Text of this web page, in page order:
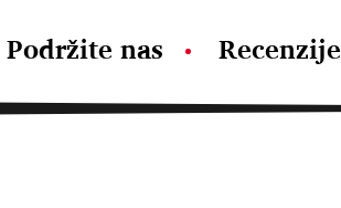
Podržite nas Recenzije